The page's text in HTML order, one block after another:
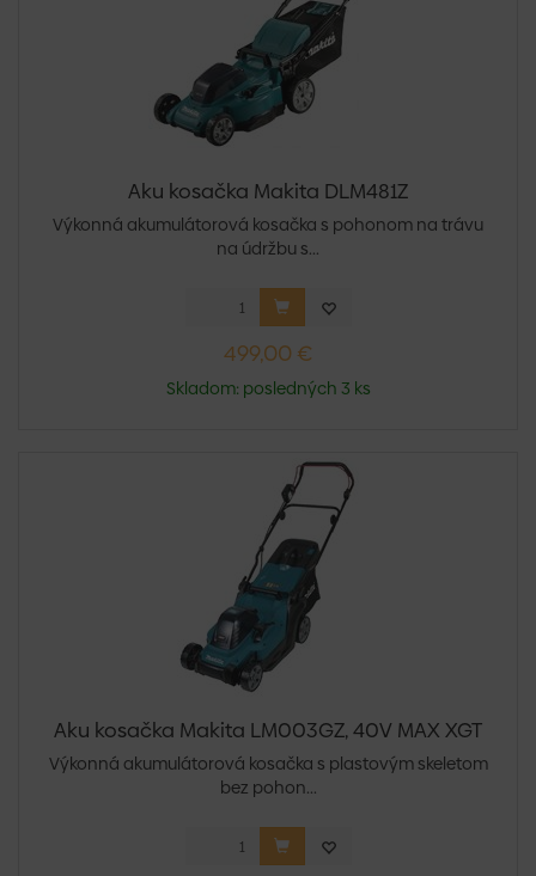
Aku kosačka Makita DLM481Z
Výkonná akumulátorová kosačka s pohonom na trávu
na údržbu s...
499,00 €
Skladom: posledných 3 ks
Aku kosačka Makita LM003GZ, 40V MAX XGT
Výkonná akumulátorová kosačka s plastovým skeletom
bez pohon...